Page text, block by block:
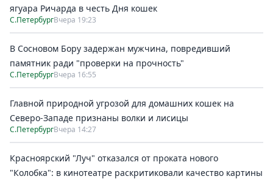
ягуара Ричарда в честь Дня кошек
С.ПетербургВчера 19:23
В Сосновом Бору задержан мужчина, повредивший
памятник ради "проверки на прочность"
С.ПетербургВчера 16:55
Главной природной угрозой для домашних кошек на
Северо-Западе признаны волки и лисицы
С.ПетербургВчера 14:27
Красноярский "Луч" отказался от проката нового
"Колобка": в кинотеатре раскритиковали качество картины